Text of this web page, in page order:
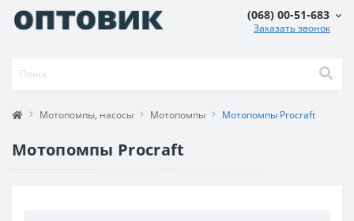
(068) 00-51-683
Заказать звонок
Мотопомпы, насосы Мотопомпы Мотопомпы Procraft
Мотопомпы Procraft